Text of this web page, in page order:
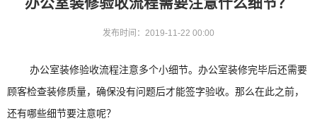
发布时间：2019-11-22 00:00
办公室装修验收流程注意多个小细节。办公室装修完毕后还需要
顾客检查装修质量，确保没有问题后才能签字验收。那么在此之前，
还有哪些细节要注意呢？